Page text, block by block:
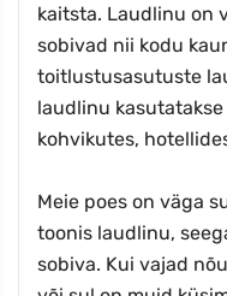
kaitsta. Laudlinu on
sobivad nii kodu
toitlustusasutuste
laudlinu
kohvikutes,
Meie poes on väga
toonis laudlinu,
sobiva. Kui vajad